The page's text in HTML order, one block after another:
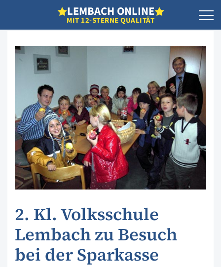
LEMBACH ONLINE
MIT 12-STERNE QUALITÄT
2. Kl. Volksschule
Lembach zu Besuch
bei der Sparkasse